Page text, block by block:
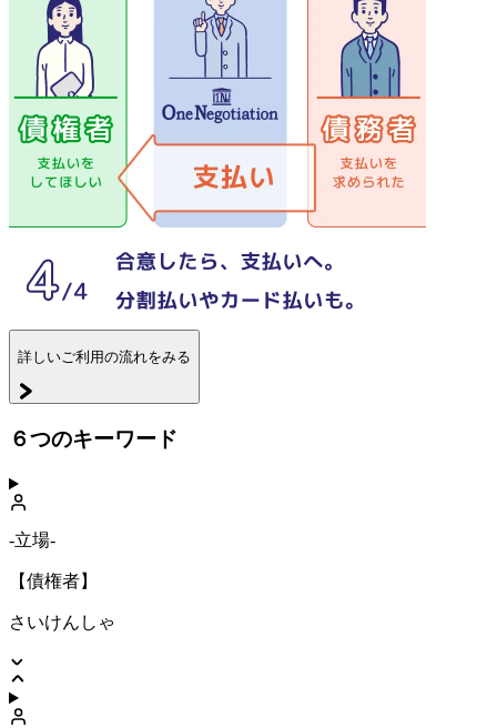
詳しいご利用の流れをみる
６つのキーワード
-立場-
【債権者】
さいけんしゃ